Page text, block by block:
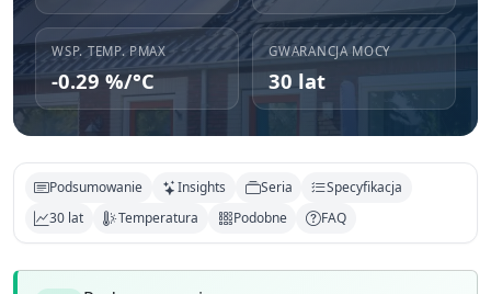
WSP. TEMP. PMAX
-0.29 %/°C
GWARANCJA MOCY
30 lat
Podsumowanie Insights Seria
Specyfikacja
30 lat
Temperatura Podobne FAQ